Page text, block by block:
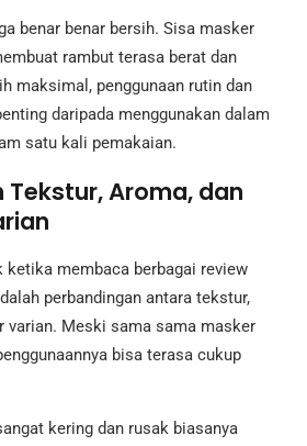
benar benar bersih. Sisa masker
rambut terasa berat dan
maksimal, penggunaan rutin dan
daripada menggunakan dalam
satu kali pemakaian.
Tekstur, Aroma, dan
ketika membaca berbagai review
perbandingan antara tekstur,
varian. Meski sama sama masker
bisa terasa cukup
kering dan rusak biasanya